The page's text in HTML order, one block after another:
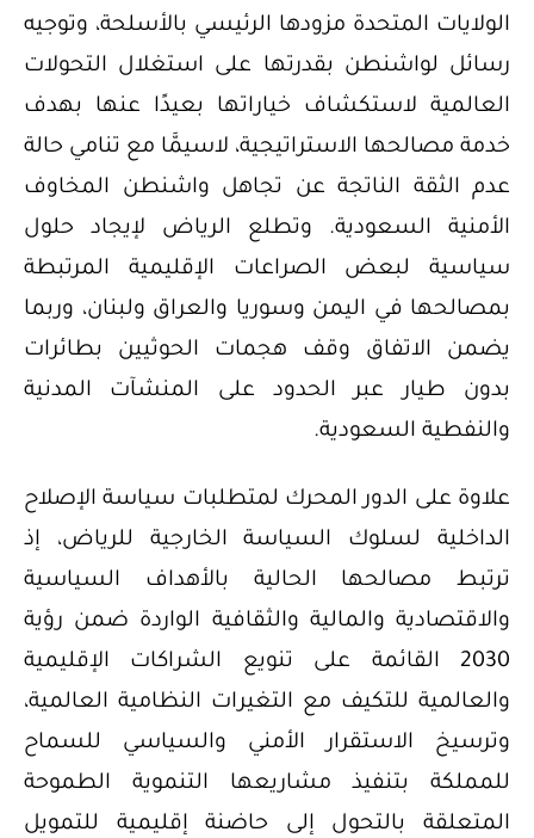
الولايات المتحدة مزودها الرئيسي بالأسلحة، وتوجيه
رسائل لواشنطن بقدرتها على استغلال التحولات
العالمية لاستكشاف خياراتها بعيدًا عنها بهدف
خدمة مصالحها الاستراتيجية، لاسيمَّا مع تنامي حالة
عدم الثقة الناتجة عن تجاهل واشنطن المخاوف
الأمنية السعودية. وتطلع الرياض لإيجاد حلول
سياسية لبعض الصراعات الإقليمية المرتبطة
بمصالحها في اليمن وسوريا والعراق ولبنان، وربما
يضمن الاتفاق وقف هجمات الحوثيين بطائرات
بدون طيار عبر الحدود على المنشآت المدنية
والنفطية السعودية.
علاوة على الدور المحرك لمتطلبات سياسة الإصلاح
الداخلية لسلوك السياسة الخارجية للرياض، إذ
ترتبط مصالحها الحالية بالأهداف السياسية
والاقتصادية والمالية والثقافية الواردة ضمن رؤية
2030 القائمة على تنويع الشراكات الإقليمية
والعالمية للتكيف مع التغيرات النظامية العالمية،
وترسيخ الاستقرار الأمني ​​والسياسي للسماح
للمملكة بتنفيذ مشاريعها التنموية الطموحة
المتعلقة بالتحول إلى حاضنة إقليمية للتمويل